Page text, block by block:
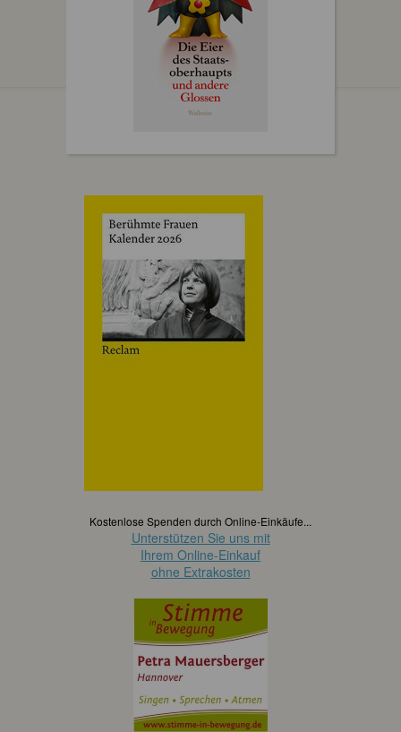
Kostenlose Spenden durch Online-Einkäufe...
Unterstützen Sie uns mit
Ihrem Online-Einkauf
ohne Extrakosten